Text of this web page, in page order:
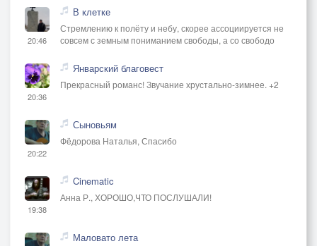
20:46
В клетке
Стремлению к полёту и небу, скорее ассоциируется не
совсем с земным пониманием свободы, а со свободо
20:36
Январский благовест
Прекрасный романс! Звучание хрустально-зимнее. +2
20:22
Сыновьям
Фёдорова Наталья, Спасибо
19:38
Cinematic
Анна Р., ХОРОШО,ЧТО ПОСЛУШАЛИ!
Маловато лета